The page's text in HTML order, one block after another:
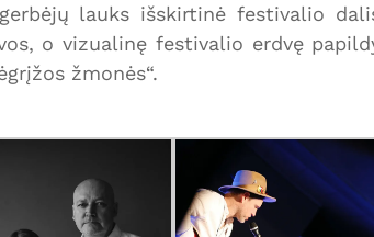
lauks išskirtinė festivalio
o vizualinę festivalio erdvę
žmonės“.